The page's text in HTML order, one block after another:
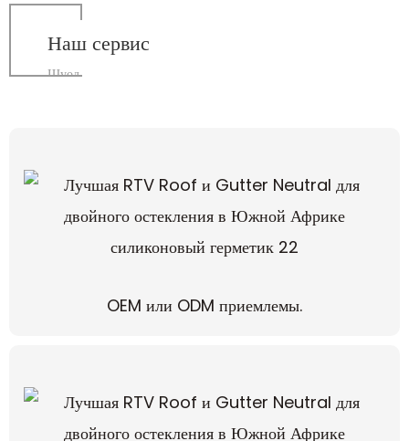
Наш сервис
Шуод
OEM или ODM приемлемы.